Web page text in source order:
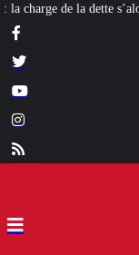
la PME franco-